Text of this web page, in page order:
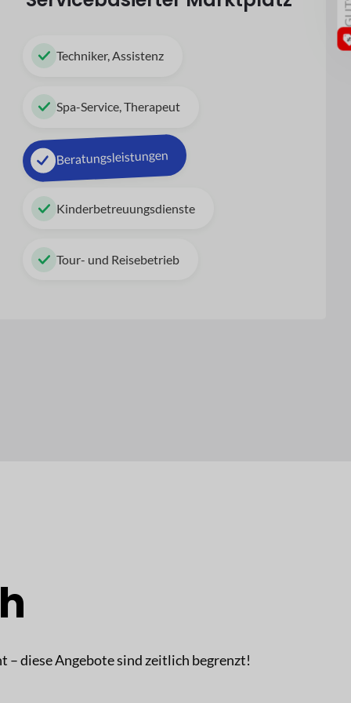
Techniker, Assistenz
Spa-Service, Therapeut
Beratungsleistungen
Kinderbetreuungsdienste
Tour- und Reisebetrieb
– diese Angebote sind zeitlich begrenzt!